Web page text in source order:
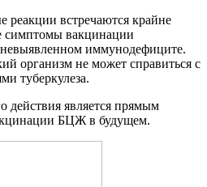
встречаются крайне
симптомы вакцинации
иммунодефиците.
организм не может справиться с
туберкулеза.
действия является прямым
БЦЖ в будущем.